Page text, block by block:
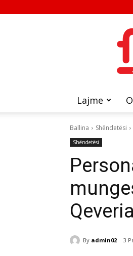
Lajme
Ballina Shëndetësi
Shëndetësi
By admin02 3